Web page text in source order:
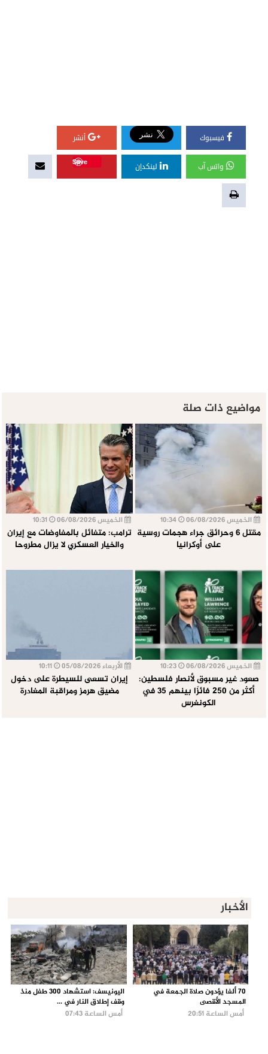
فيسبوك أنشر
واتس آب لينكدإن
Save
مواضيع ذات صلة
الخميس 06/08/2026
مقتل 6 وحرائق جراء هجمات روسية
على أوكرانيا
الخميس 06/08/2026
ترامب: متفائل بالمفاوضات مع إيران
والخيار العسكري لا يزال مطروحا
الخميس 06/08/2026
صعود غير مسبوق لأنصار فلسطين:
أكثر من 250 فائزًا بينهم 35 في
الكونغرس
الأربعاء 05/08/2026
إيران تسعى للسيطرة على دخول
مضيق هرمز ومراقبة المغادرة
الأخبار
70 ألفا يؤدون صلاة الجمعة في
المسجد الأقصى
أمس الساعة 20:51
اليونيسف: استشهاد 300 طفل منذ
وقف إطلاق النار في ...
أمس الساعة 07:43